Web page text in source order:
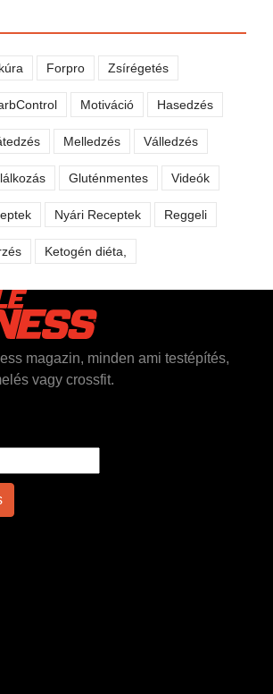
Forpro Zsírégetés
Motiváció Hasedzés
Melledzés Válledzés
Gluténmentes Videók
Nyári Receptek Reggeli
Ketogén diéta,
magazin, minden ami testépítés,
vagy crossfit.